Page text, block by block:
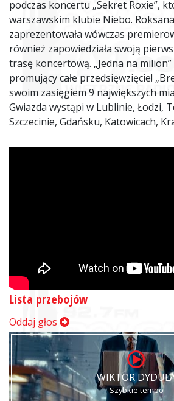
podczas koncertu „Sekret Roxie”,
warszawskim klubie Niebo.
zaprezentowała wówczas
również zapowiedziała swoją
trasę koncertową. „Jedna na
promujący całe przedsięwzięcie!
swoim zasięgiem 9 największych
Gwiazda wystąpi w Lublinie, Łodzi,
Szczecinie, Gdańsku, Katowicach,
Lista przebojów
Oddaj głos
WIKTOR
Szybkie tempo